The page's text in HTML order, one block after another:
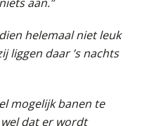
helemaal niet leuk
liggen daar ’s nachts
mogelijk banen te
dat er wordt
Online cursus Auto, fiets en OV in de salarisadministratie
Praktijkdiploma loonadministratie (PDL)